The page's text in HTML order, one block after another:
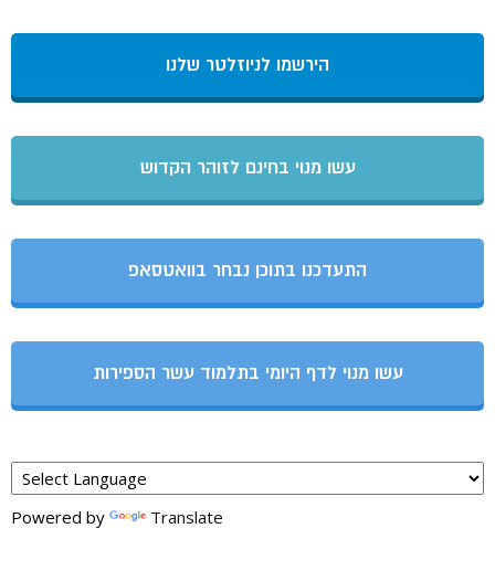
הירשמו לניוזלטר שלנו
עשו מנוי בחינם לזוהר הקדוש
התעדכנו בתוכן נבחר בוואטסאפ
עשו מנוי לדף היומי בתלמוד עשר הספירות
Powered by Translate